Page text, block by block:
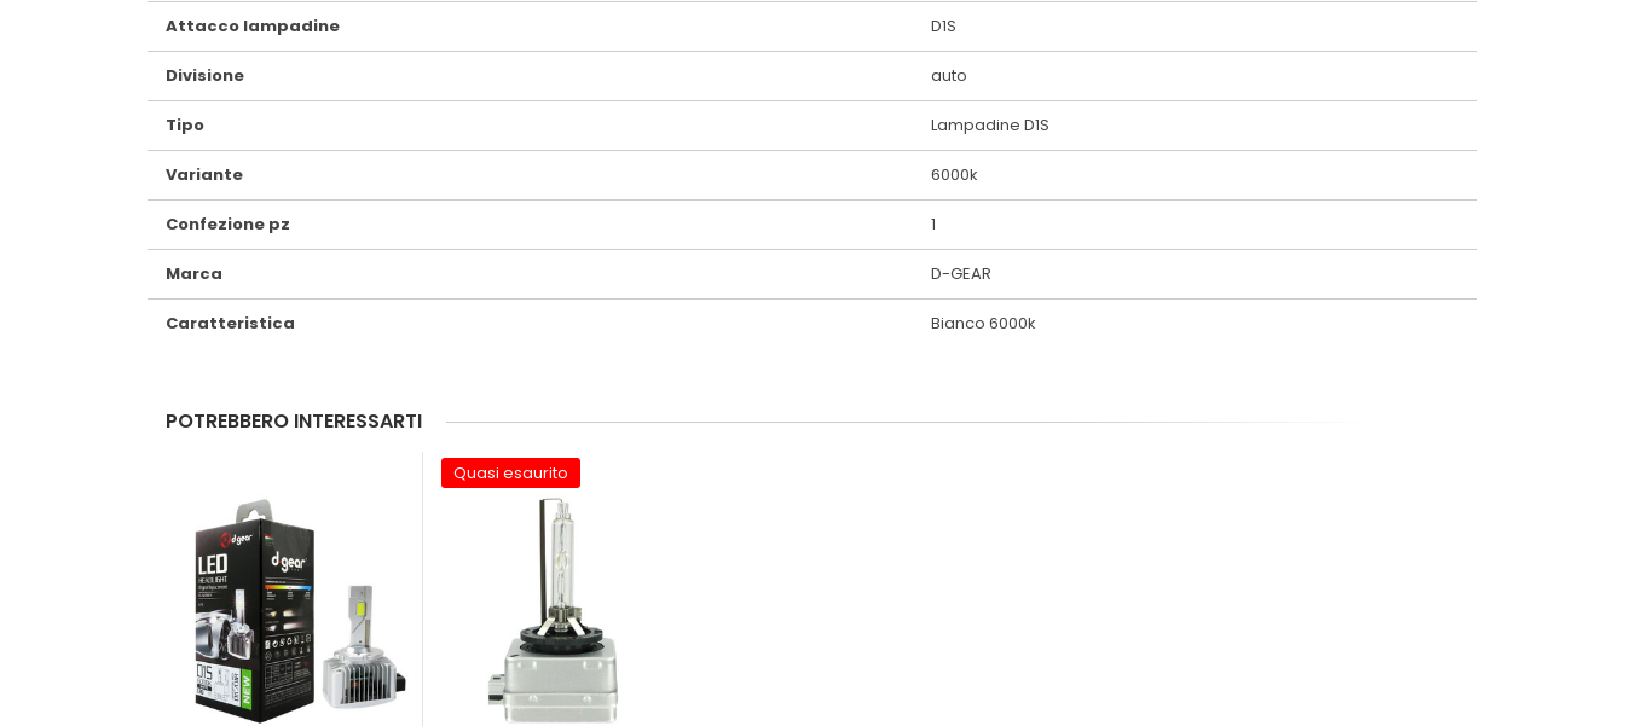
Attacco lampadine D1S
Divisione auto
Tipo Lampadine D1S
Variante 6000k
Confezione pz 1
Marca D-GEAR
Caratteristica Bianco 6000k
POTREBBERO INTERESSARTI
Quasi esaurito